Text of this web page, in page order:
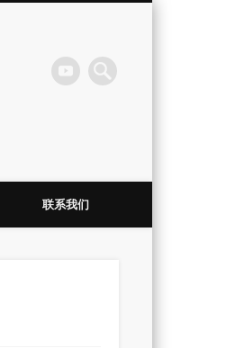
联系我们